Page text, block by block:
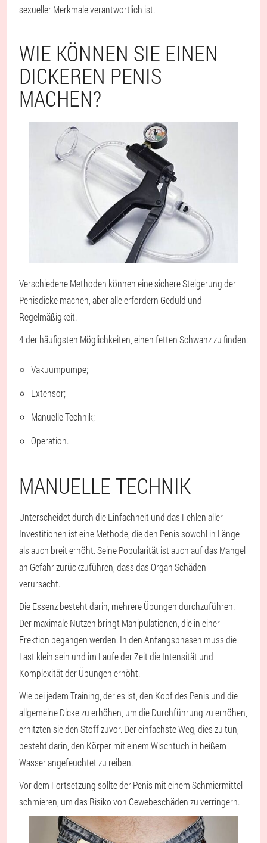
sexueller Merkmale verantwortlich ist.
WIE KÖNNEN SIE EINEN
DICKEREN PENIS
MACHEN?
Verschiedene Methoden können eine sichere Steigerung der
Penisdicke machen, aber alle erfordern Geduld und
Regelmäßigkeit.
4 der häufigsten Möglichkeiten, einen fetten Schwanz zu finden:
Vakuumpumpe;
Extensor;
Manuelle Technik;
Operation.
MANUELLE TECHNIK
Unterscheidet durch die Einfachheit und das Fehlen aller
Investitionen ist eine Methode, die den Penis sowohl in Länge
als auch breit erhöht. Seine Popularität ist auch auf das Mangel
an Gefahr zurückzuführen, dass das Organ Schäden
verursacht.
Die Essenz besteht darin, mehrere Übungen durchzuführen.
Der maximale Nutzen bringt Manipulationen, die in einer
Erektion begangen werden. In den Anfangsphasen muss die
Last klein sein und im Laufe der Zeit die Intensität und
Komplexität der Übungen erhöht.
Wie bei jedem Training, der es ist, den Kopf des Penis und die
allgemeine Dicke zu erhöhen, um die Durchführung zu erhöhen,
erhitzten sie den Stoff zuvor. Der einfachste Weg, dies zu tun,
besteht darin, den Körper mit einem Wischtuch in heißem
Wasser angefeuchtet zu reiben.
Vor dem Fortsetzung sollte der Penis mit einem Schmiermittel
schmieren, um das Risiko von Gewebeschäden zu verringern.